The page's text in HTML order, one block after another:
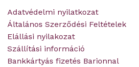
Adatvédelmi nyilatkozat
Általános Szerződési Feltételek
Elállási nyilakozat
Szállítási információ
Bankkártyás fizetés Barionnal